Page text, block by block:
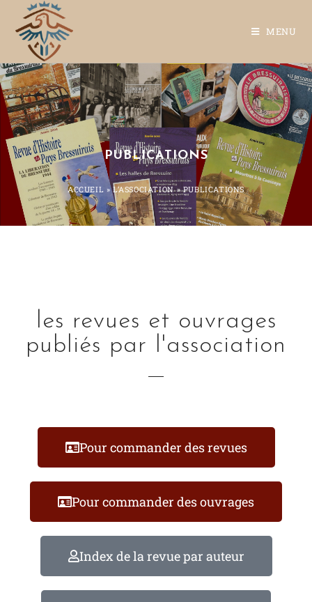
MENU
PUBLICATIONS
ACCUEIL »L’ASSOCIATION»PUBLICATIONS
les revues et ouvrages
publiés par l'association
Pour commander des revues
Pour commander des ouvrages
Index de la revue par auteur